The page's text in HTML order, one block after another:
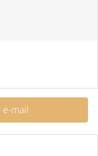
e-mail